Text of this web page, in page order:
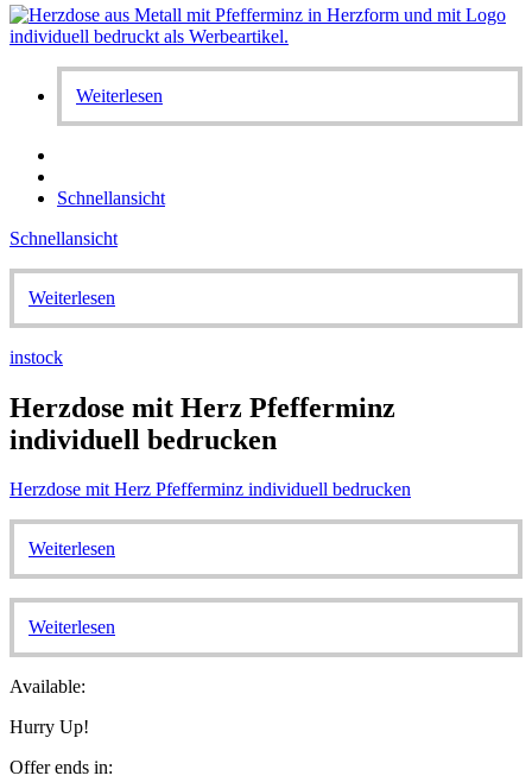
Weiterlesen
Schnellansicht
Schnellansicht
Weiterlesen
instock
Herzdose mit Herz Pfefferminz
individuell bedrucken
Herzdose mit Herz Pfefferminz individuell bedrucken
Weiterlesen
Weiterlesen
Available:
Hurry Up!
Offer ends in: